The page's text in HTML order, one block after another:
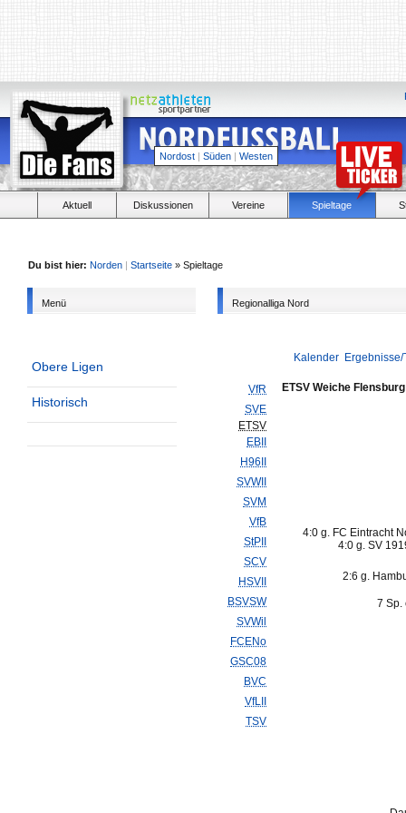
Nordost | Süden | Westen
Aktuell Diskussionen Vereine Spieltage
Du bist hier: Norden | Startseite » Spieltage
Menü
Obere Ligen
Historisch
Regionalliga Nord
Kalender
VfR
SVE
ETSV
EBII
H96II
SVWII
SVM
VfB
StPII
SCV
HSVII
BSVSW
SVWil
FCENo
GSC08
BVC
VfLII
TSV
ETSV Weiche Flensburg
4:0 g. FC Eintracht
4:0 g. SV
2:6 g.
7 Sp.